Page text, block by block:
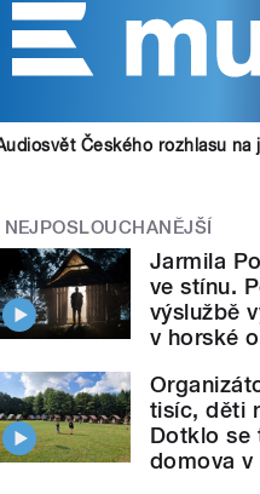
Českého rozhlasu na
NEJPOSLOUCHANĚJŠÍ
Jarmila
ve stínu.
výslužbě
v horské
tisíc, děti
Dotklo se
domova v